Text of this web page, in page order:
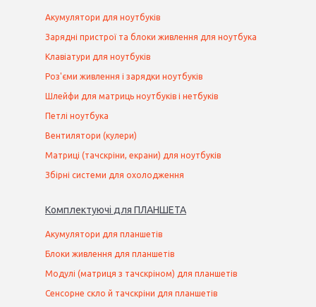
Акумулятори для ноутбуків
Зарядні пристрої та блоки живлення для ноутбука
Клавіатури для ноутбуків
Роз'єми живлення і зарядки ноутбуків
Шлейфи для матриць ноутбуків і нетбуків
Петлі ноутбука
Вентилятори (кулери)
Матриці (тачскріни, екрани) для ноутбуків
Збірні системи для охолодження
Комплектуючі для ПЛАНШЕТА
Акумулятори для планшетів
Блоки живлення для планшетів
Модулі (матриця з тачскріном) для планшетів
Сенсорне скло й тачскріни для планшетів